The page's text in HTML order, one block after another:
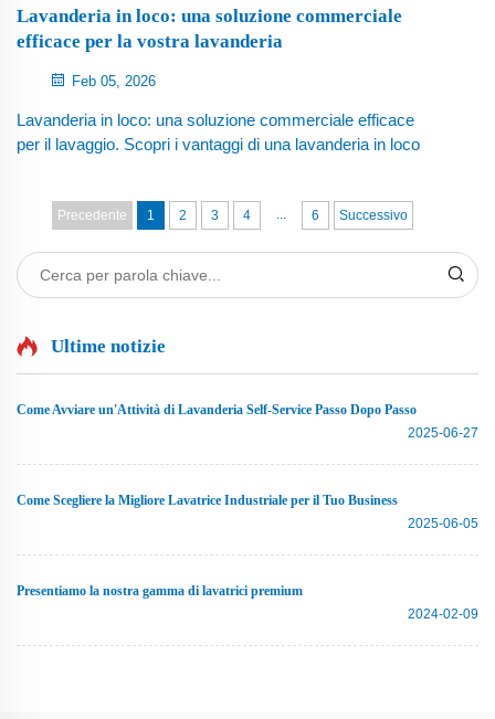
Lavanderia in loco: una soluzione commerciale
efficace per la vostra lavanderia
Feb 05, 2026
Lavanderia in loco: una soluzione commerciale efficace
per il lavaggio. Scopri i vantaggi di una lavanderia in loco
lavaggio, come funziona e se è adatta...
Precedente 1 2 3 4 ... 6 Successivo
Ultime notizie
Come Avviare un'Attività di Lavanderia Self-Service Passo Dopo Passo
2025-06-27
Come Scegliere la Migliore Lavatrice Industriale per il Tuo Business
2025-06-05
Presentiamo la nostra gamma di lavatrici premium
2024-02-09